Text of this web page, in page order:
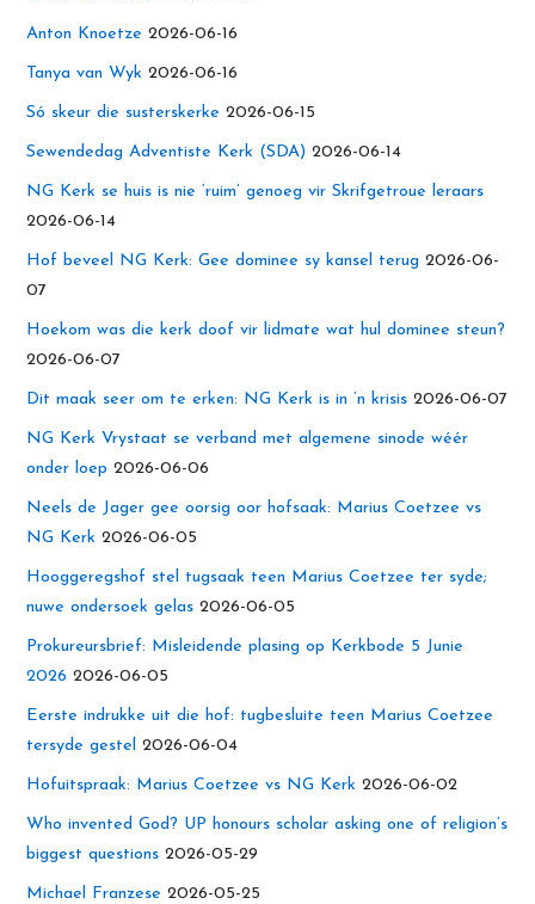
Anton Knoetze 2026-06-16
Tanya van Wyk 2026-06-16
Só skeur die susterskerke 2026-06-15
Sewendedag Adventiste Kerk (SDA) 2026-06-14
NG Kerk se huis is nie ‘ruim’ genoeg vir Skrifgetroue leraars
2026-06-14
Hof beveel NG Kerk: Gee dominee sy kansel terug 2026-06-
07
Hoekom was die kerk doof vir lidmate wat hul dominee steun?
2026-06-07
Dit maak seer om te erken: NG Kerk is in ’n krisis 2026-06-07
NG Kerk Vrystaat se verband met algemene sinode wéér
onder loep 2026-06-06
Neels de Jager gee oorsig oor hofsaak: Marius Coetzee vs
NG Kerk 2026-06-05
Hooggeregshof stel tugsaak teen Marius Coetzee ter syde;
nuwe ondersoek gelas 2026-06-05
Prokureursbrief: Misleidende plasing op Kerkbode 5 Junie
2026 2026-06-05
Eerste indrukke uit die hof: tugbesluite teen Marius Coetzee
tersyde gestel
2026-06-04
Hofuitspraak: Marius Coetzee vs NG Kerk 2026-06-02
Who invented God? UP honours scholar asking one of religion’s
biggest questions 2026-05-29
Michael Franzese 2026-05-25